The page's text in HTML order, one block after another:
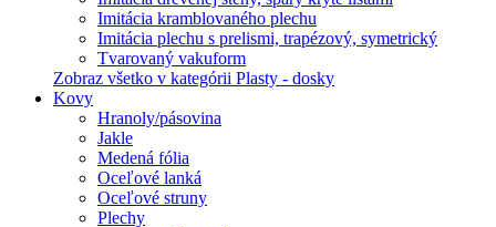
Imitácia kramblovaného plechu
Imitácia plechu s prelismi, trapézový, symetrický
Tvarovaný vakuform
Zobraz všetko v kategórii Plasty - dosky
Kovy
Hranoly/pásovina
Jakle
Medená fólia
Oceľové lanká
Oceľové struny
Plechy